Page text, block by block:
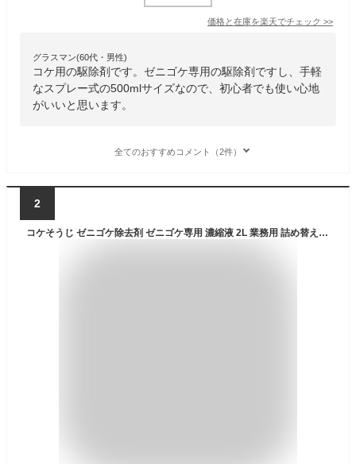
価格と在庫を楽天でチェック >>
グラスマン(60代・男性)
コケ用の駆除剤です。ゼニゴケ専用の駆除剤ですし、手軽
なスプレー式の500mlサイズなので、初心者でも使い心地
がいいと思います。
全てのおすすめコメント（2件）
2
コケそうじ ゼニゴケ除去剤 ゼニゴケ専用 濃縮液 2L 業務用 詰め替え 10倍希釈 パネフリ工業 除草剤 庭 階段 ビニールハウス